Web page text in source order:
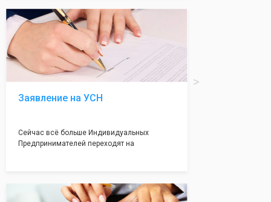
чтобы не случилось казуса, мы возьмем все
сложности на себя и наши юристы с
многолетним опытом работы оформят всё
без ошибок и дадут гарантию на 100%
регистрацию!
Заявление на УСН
Сейчас всё больше Индивидуальных
Предпринимателей переходят на
пониженной налоговой ставкой.